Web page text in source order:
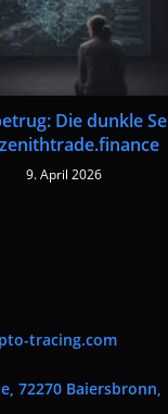
Die dunkle
9. April 2026
tracing.com
72270 Baiersbronn,